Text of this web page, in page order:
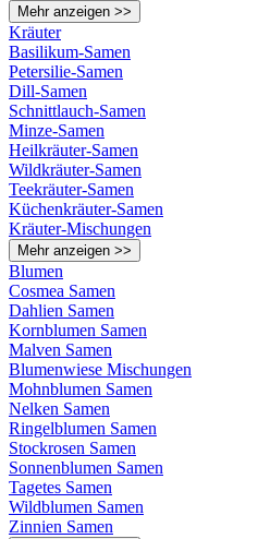
Mehr anzeigen >>
Kräuter
Basilikum-Samen
Petersilie-Samen
Dill-Samen
Schnittlauch-Samen
Minze-Samen
Heilkräuter-Samen
Wildkräuter-Samen
Teekräuter-Samen
Küchenkräuter-Samen
Kräuter-Mischungen
Mehr anzeigen >>
Blumen
Cosmea Samen
Dahlien Samen
Kornblumen Samen
Malven Samen
Blumenwiese Mischungen
Mohnblumen Samen
Nelken Samen
Ringelblumen Samen
Stockrosen Samen
Sonnenblumen Samen
Tagetes Samen
Wildblumen Samen
Zinnien Samen